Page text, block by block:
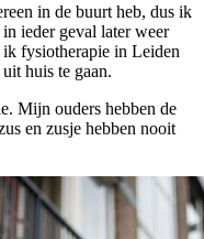
in de buurt heb, dus ik
ieder geval later weer
fysiotherapie in Leiden
huis te gaan.
Mijn ouders hebben de
en zusje hebben nooit